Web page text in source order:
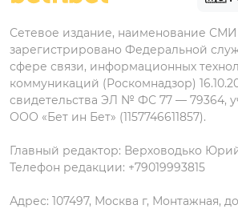
БК для ставок с мобильного
Олимп на Андроид
данных
Сетевое издание, наименование СМИ
зарегистрировано Федеральной
сфере связи, информационных
коммуникаций (Роскомнадзор)
свидетельства ЭЛ № ФС 77 — 79364,
ООО «Бет ин Бет» (1157746611857).
Главный редактор: Верховодько
Телефон редакции: +79019993815
Адрес: 107497, Москва г, Монтажная,